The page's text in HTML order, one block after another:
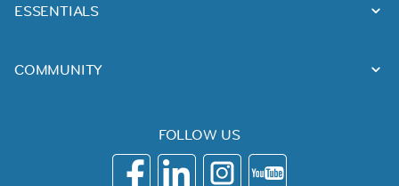
ESSENTIALS
COMMUNITY
FOLLOW US